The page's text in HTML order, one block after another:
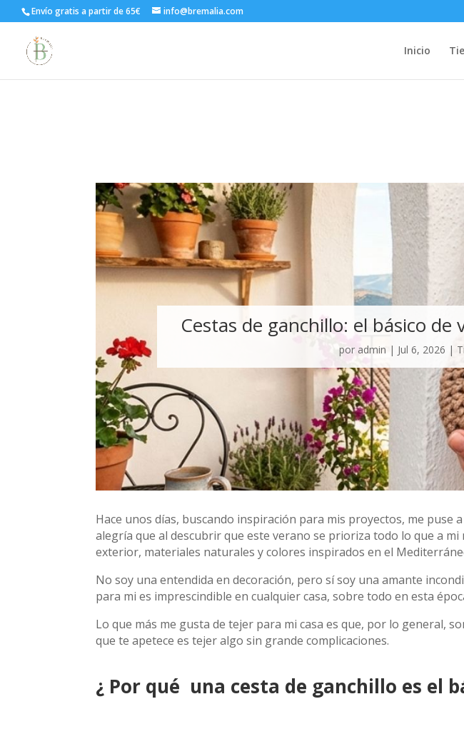
Envío gratis a partir de 65€ info@bremalia.com
Inicio
Cestas de ganchillo: el básico
por admin | Jul 6, 2026 |
Hace unos días, buscando inspiración para mis proyectos, me puse
alegría que al descubrir que este verano se prioriza todo lo que a
exterior, materiales naturales y colores inspirados en el
No soy una entendida en decoración, pero sí soy una amante
para mi es imprescindible en cualquier casa, sobre todo en esta
Lo que más me gusta de tejer para mi casa es que, por lo general,
que te apetece es tejer algo sin grande complicaciones.
¿ Por qué una cesta de ganchillo es el